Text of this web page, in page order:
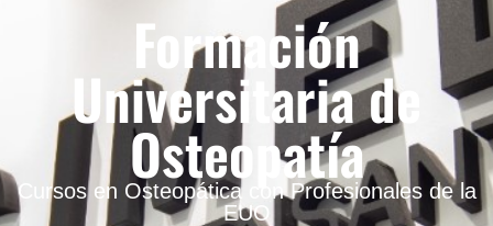
Formación
Universitaria de
Osteopatía
Cursos en Osteopática con Profesionales de la
EUO